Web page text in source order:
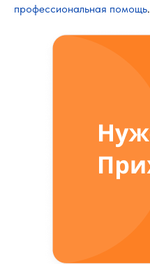
профессиональная помощь.